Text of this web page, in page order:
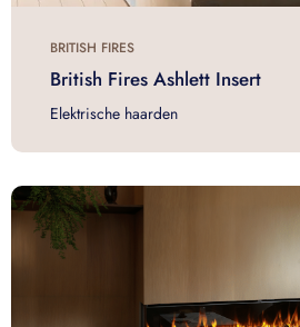
BRITISH FIRES
British Fires Ashlett Insert
Elektrische haarden